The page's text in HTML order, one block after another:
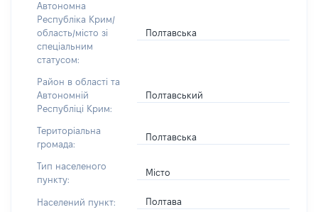
Автономна
Республіка Крим/
область/місто зі
спеціальним
статусом:
Полтавська
Район в області та
Автономній
Республіці Крим:
Полтавський
Територіальна
громада:
Полтавська
Тип населеного
пункту:
Місто
Населений пункт: Полтава